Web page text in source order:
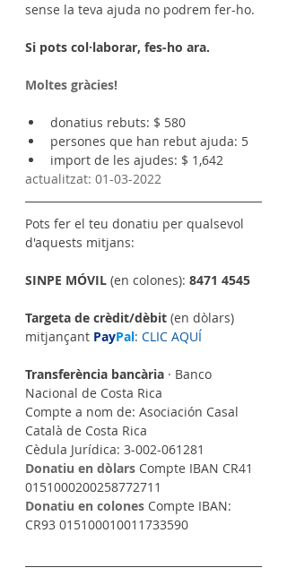
sense la teva ajuda no podrem fer-ho.
Si pots col·laborar, fes-ho ara.
Moltes gràcies!
donatius rebuts: $ 580
persones que han rebut ajuda: 5
import de les ajudes: $ 1,642
actualitzat: 01-03-2022
Pots fer el teu donatiu per qualsevol
d'aquests mitjans:
SINPE MÓVIL (en colones): 8471 4545
Targeta de crèdit/dèbit (en dòlars)
mitjançant PayPal: CLIC AQUÍ
Transferència bancària · Banco
Nacional de Costa Rica
Compte a nom de: Asociación Casal
Català de Costa Rica
Cèdula Jurídica: 3-002-061281
Donatiu en dòlars Compte IBAN CR41
0151000200258772711
Donatiu en colones Compte IBAN:
CR93 015100010011733590